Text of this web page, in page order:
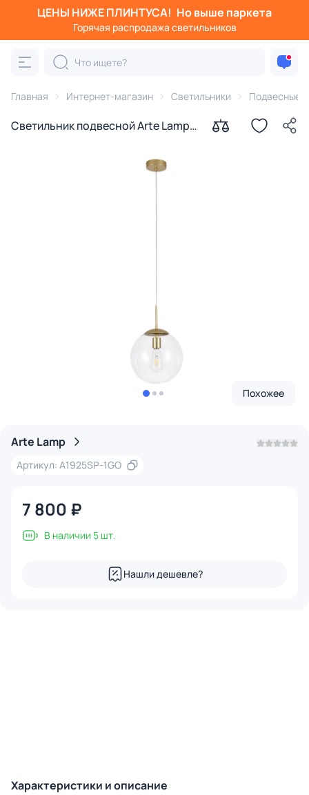
ЦЕНЫ НИЖЕ ПЛИНТУСА! Но выше паркета
Горячая распродажа светильников
Главная Интернет-магазин Светильники Подвесные
Светильник подвесной Arte Lamp
Похожее
Arte Lamp
Артикул: A1925SP-1GO
7 800 ₽
В наличии 5 шт.
Нашли дешевле?
Характеристики и описание